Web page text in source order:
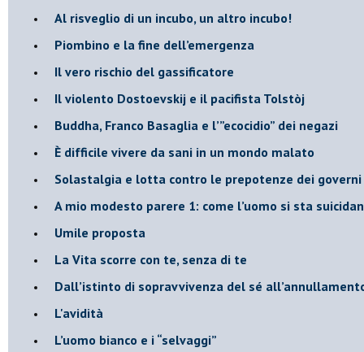
Al risveglio di un incubo, un altro incubo!
​Piombino e la fine dell’emergenza
​Il vero rischio del gassificatore
​Il violento Dostoevskij e il pacifista Tolstòj
​Buddha, Franco Basaglia e l’”ecocidio” dei negazi
​È difficile vivere da sani in un mondo malato
Solastalgia e lotta contro le prepotenze dei
​A mio modesto parere 1: come l’uomo si sta
​Umile proposta
​La Vita scorre con te, senza di te
​Dall’istinto di sopravvivenza del sé
L'avidità
​L’uomo bianco e i “selvaggi”